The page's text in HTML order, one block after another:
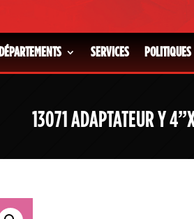
DÉPARTEMENTS SERVICES POLITIQUES
13071 ADAPTATEUR Y